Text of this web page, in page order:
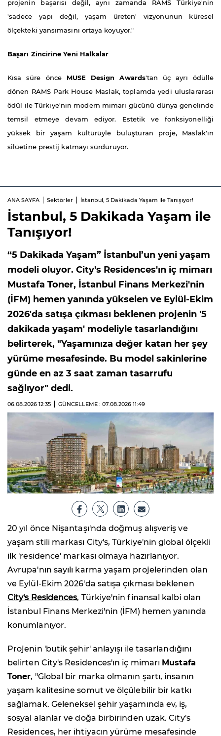
projenin başarısı değil, aynı zamanda RAMS Türkiye'nin
'sadece yapı değil, yaşam üreten' vizyonunun küresel
ölçekteki yansımasını ortaya koyuyor."
Başarı Zincirine Yeni Halkalar
Kısa süre önce MUSE Design Awards'tan üç ayrı ödülle
dönen RAMS Park House Maslak, toplamda yedi uluslararası
ödül ile Türkiye'nin modern mimari gücünü dünya genelinde
temsil etmeye devam ediyor. Estetik ve fonksiyonelliği
yüksek bir yaşam kültürüyle buluşturan proje, Maslak'ın
silüetine prestij katmayı sürdürüyor.
ANA SAYFA Sektörler İstanbul, 5 Dakikada Yaşam ile Tanışıyor!
İstanbul, 5 Dakikada Yaşam ile
Tanışıyor!
“5 Dakikada Yaşam” İstanbul’un yeni yaşam
modeli oluyor. City's Residences'ın iç mimarı
Mustafa Toner, İstanbul Finans Merkezi'nin
(İFM) hemen yanında yükselen ve Eylül-Ekim
2026'da satışa çıkması beklenen projenin '5
dakikada yaşam' modeliyle tasarlandığını
belirterek, "Yaşamınıza değer katan her şey
yürüme mesafesinde. Bu model sakinlerine
günde en az 3 saat zaman tasarrufu
sağlıyor" dedi.
06.08.2026 12:35 GÜNCELLEME : 07.08.2026 11:49
20 yıl önce Nişantaşı'nda doğmuş alışveriş ve
yaşam stili markası City's, Türkiye'nin global ölçekli
ilk 'residence' markası olmaya hazırlanıyor.
Avrupa'nın sayılı karma yaşam projelerinden olan
ve Eylül-Ekim 2026'da satışa çıkması beklenen
City's Residences, Türkiye'nin finansal kalbi olan
İstanbul Finans Merkezi'nin (İFM) hemen yanında
konumlanıyor.
Projenin 'butik şehir' anlayışı ile tasarlandığını
belirten City's Residences'ın iç mimarı Mustafa
Toner, "Global bir marka olmanın şartı, insanın
yaşam kalitesine somut ve ölçülebilir bir katkı
sağlamak. Geleneksel şehir yaşamında ev, iş,
sosyal alanlar ve doğa birbirinden uzak. City's
Residences, her ihtiyacın yürüme mesafesinde